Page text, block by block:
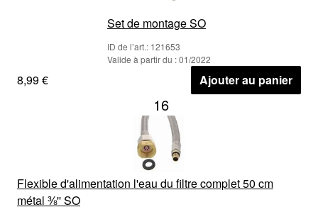
Set de montage SO
ID de l’art.: 121653
Valide à partir du : 01/2022
8,99 € Ajouter au panier
16
Flexible d'alimentation l'eau du filtre complet 50 cm
métal ⅜'' SO